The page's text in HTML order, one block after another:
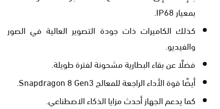
بمعيار IP68.
كذلك الكاميرات ذات جودة التصوير العالية في الصور
والفيديو.
فضلًا عن بقاء البطارية مشحونة لفترة طويلة.
أيضًا قوة الأداء الراجعة للمعالج Snapdragon 8 Gen3.
كما يدعم الجهاز أحدث مزايا الذكاء الاصطناعي.